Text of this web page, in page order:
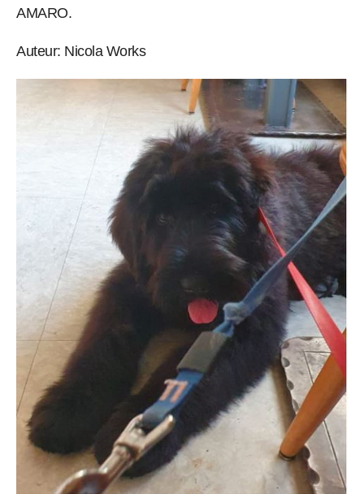
AMARO.
Auteur: Nicola Works